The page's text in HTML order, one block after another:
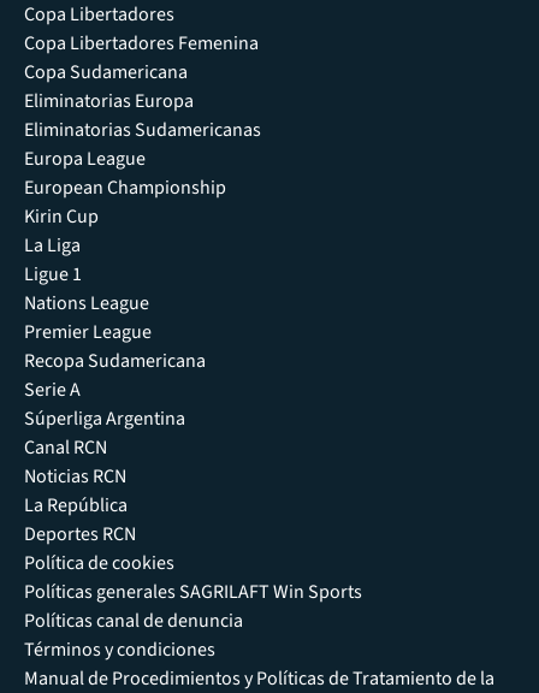
Copa Libertadores
Copa Libertadores Femenina
Copa Sudamericana
Eliminatorias Europa
Eliminatorias Sudamericanas
Europa League
European Championship
Kirin Cup
La Liga
Ligue 1
Nations League
Premier League
Recopa Sudamericana
Serie A
Súperliga Argentina
Canal RCN
Noticias RCN
La República
Deportes RCN
Política de cookies
Políticas generales SAGRILAFT Win Sports
Políticas canal de denuncia
Términos y condiciones
Manual de Procedimientos y Políticas de Tratamiento de la